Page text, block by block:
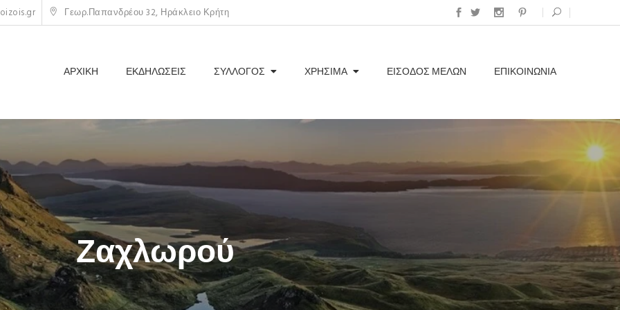
Γεωρ.Παπανδρέου 32, Ηράκλειο Κρήτη
ΑΡΧΙΚΗ ΕΚΔΗΛΩΣΕΙΣ ΣΥΛΛΟΓΟΣ ΧΡΗΣΙΜΑ ΕΊΣΟΔΟΣ ΜΕΛΏΝ ΕΠΙΚΟΙΝΩΝΊΑ
Ζαχλωρού